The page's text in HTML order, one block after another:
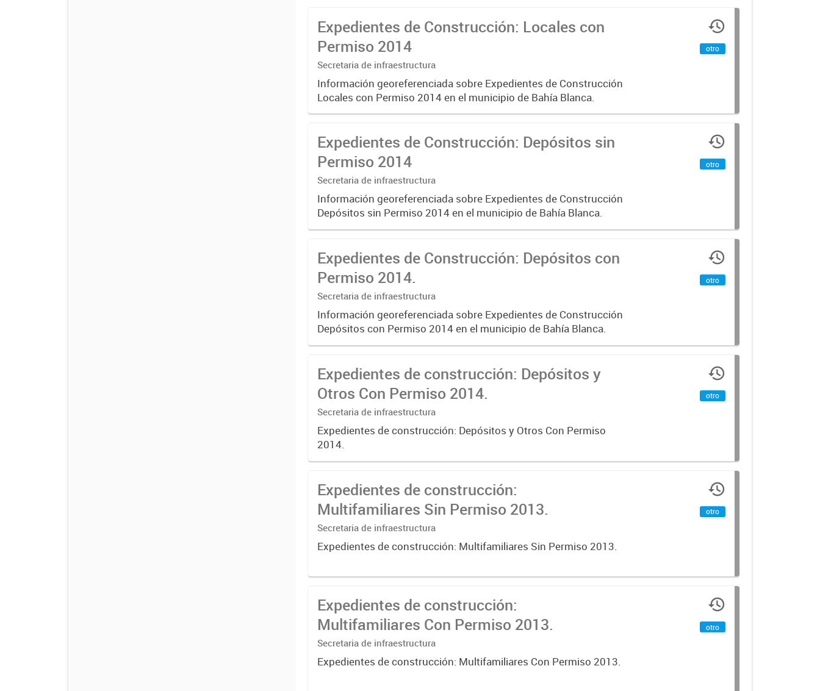
Expedientes de Construcción: Locales con
Permiso 2014
Secretaria de infraestructura
Información georeferenciada sobre Expedientes de Construcción
Locales con Permiso 2014 en el municipio de Bahía Blanca.
otro
Expedientes de Construcción: Depósitos sin
Permiso 2014
Secretaria de infraestructura
Información georeferenciada sobre Expedientes de Construcción
Depósitos sin Permiso 2014 en el municipio de Bahía Blanca.
otro
Expedientes de Construcción: Depósitos con
Permiso 2014.
Secretaria de infraestructura
Información georeferenciada sobre Expedientes de Construcción
Depósitos con Permiso 2014 en el municipio de Bahía Blanca.
otro
Expedientes de construcción: Depósitos y
Otros Con Permiso 2014.
Secretaria de infraestructura
Expedientes de construcción: Depósitos y Otros Con Permiso
2014.
otro
Expedientes de construcción:
Multifamiliares Sin Permiso 2013.
Secretaria de infraestructura
Expedientes de construcción: Multifamiliares Sin Permiso 2013.
otro
Expedientes de construcción:
Multifamiliares Con Permiso 2013.
Secretaria de infraestructura
Expedientes de construcción: Multifamiliares Con Permiso 2013.
otro